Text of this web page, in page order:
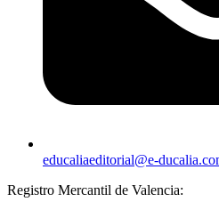
educaliaeditorial@e-
Registro Mercantil de Valencia: